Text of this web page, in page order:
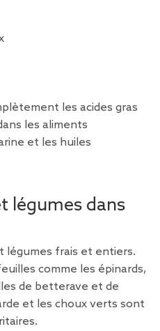
les acides gras
les aliments
et les huiles
légumes dans
légumes frais et entiers.
comme les épinards,
de betterave et de
et les choux verts sont